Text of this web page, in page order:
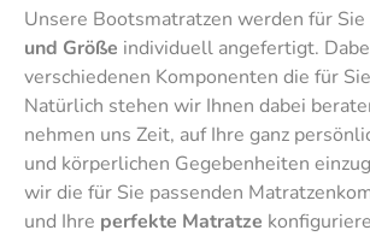
Unsere Bootsmatratzen werden für Sie
und Größe individuell angefertigt.
verschiedenen Komponenten die für
Natürlich stehen wir Ihnen dabei
nehmen uns Zeit, auf Ihre ganz
und körperlichen Gegebenheiten
wir die für Sie passenden
und Ihre perfekte Matratze